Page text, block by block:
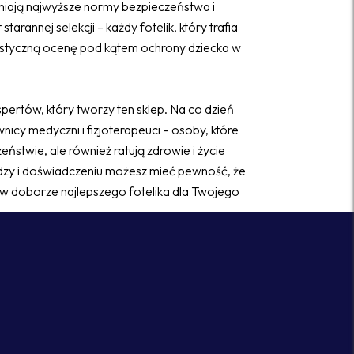
najwyższe normy bezpieczeństwa i
selekcji – każdy fotelik, który trafia
ocenę pod kątem ochrony dziecka w
który tworzy ten sklep. Na co dzień
medyczni i fizjoterapeuci – osoby, które
ale również ratują zdrowie i życie
i doświadczeniu możesz mieć pewność, że
doborze najlepszego fotelika dla Twojego